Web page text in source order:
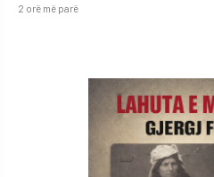
2 orë më parë